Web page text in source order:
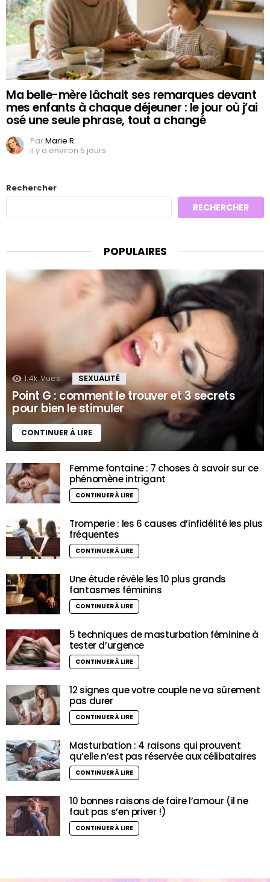
Ma belle-mère lâchait ses remarques devant
mes enfants à chaque déjeuner : le jour où j’ai
osé une seule phrase, tout a changé
ParMarie R.
il y a environ 5 jours
Rechercher
RECHERCHER
POPULAIRES
1.4k Vues SEXUALITÉ
Point G : comment le trouver et 3 secrets
pour bien le stimuler
CONTINUER À LIRE
Femme fontaine : 7 choses à savoir sur ce
phénomène intrigant
CONTINUER À LIRE
Tromperie : les 6 causes d’infidélité les plus
fréquentes
CONTINUER À LIRE
Une étude révèle les 10 plus grands
fantasmes féminins
CONTINUER À LIRE
5 techniques de masturbation féminine à
tester d’urgence
CONTINUER À LIRE
12 signes que votre couple ne va sûrement
pas durer
CONTINUER À LIRE
Masturbation : 4 raisons qui prouvent
qu’elle n’est pas réservée aux célibataires
CONTINUER À LIRE
10 bonnes raisons de faire l’amour (il ne
faut pas s’en priver !)
CONTINUER À LIRE